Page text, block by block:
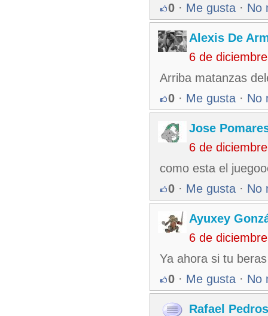
0 · Me gusta · No
Alexis De
6 de
Arriba matanzas
0 · Me gusta · No
Jose
6 de
como esta el
0 · Me gusta · No
Ayuxey
6 de
Ya ahora si tu
0 · Me gusta · No
Rafael